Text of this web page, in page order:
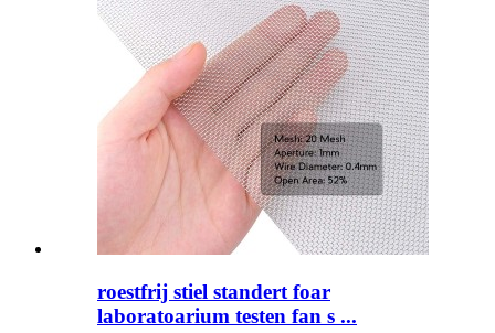
roestfrij stiel standert foar
laboratoarium testen fan s ...